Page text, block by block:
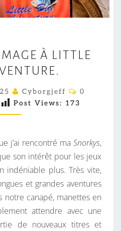
N
B
L
H
M
M
A
G
E
À
L
À LITTLE
Cyborgjeff
C
M
T
A
I
R
E
0
Post Views: 173
j’ai rencontré ma Snorkys,
son intérêt pour les jeux
indéniable plus. Très vite,
et grandes aventures
notre canapé, manettes en
attendre avec une
de nouveaux titres et